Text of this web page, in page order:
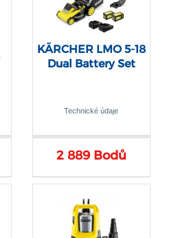
KÄRCHER LMO 5-18
Dual Battery Set
Technické údaje
2 889 Bodů